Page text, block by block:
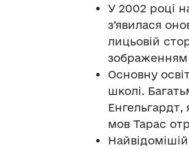
У 2002 році
з’явилася
лицьовій
зображенням
Основну
школі.
Енгельгардт,
мов Тарас